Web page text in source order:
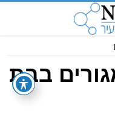
בבת